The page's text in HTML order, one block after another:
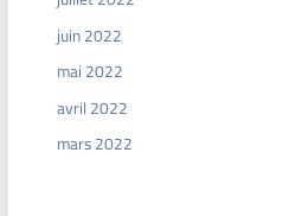
juin 2022
mai 2022
avril 2022
mars 2022